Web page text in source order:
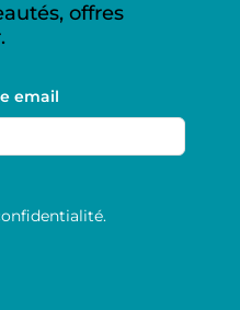
offres
email